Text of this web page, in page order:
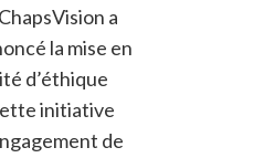
a
la mise en
d’éthique
initiative
de